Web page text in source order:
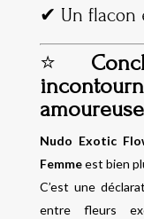
✔ Un flacon
⭐
Nudo Exotic
Femmeest bien
C’est une
entre fleurs